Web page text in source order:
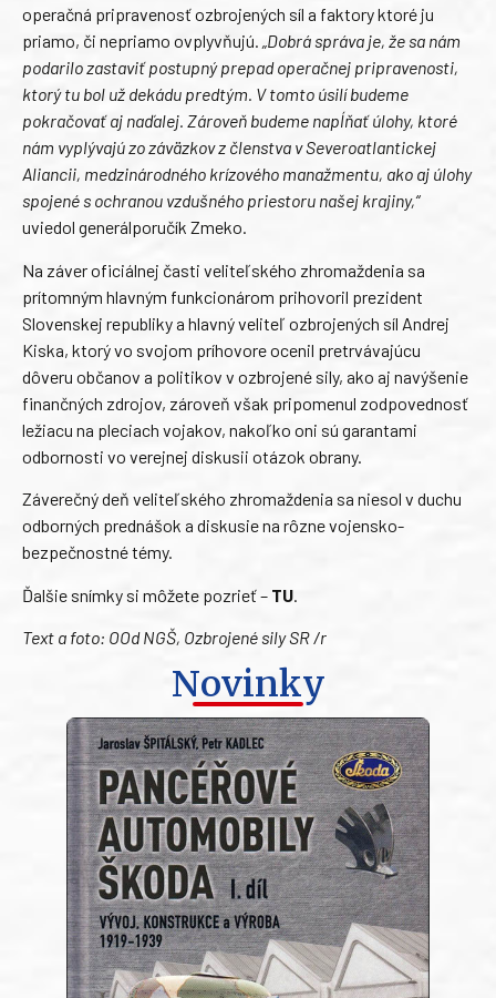
operačná pripravenosť ozbrojených síl a faktory ktoré ju
priamo, či nepriamo ovplyvňujú. „Dobrá správa je, že sa nám
podarilo zastaviť postupný prepad operačnej pripravenosti,
ktorý tu bol už dekádu predtým. V tomto úsilí budeme
pokračovať aj naďalej. Zároveň budeme napĺňať úlohy, ktoré
nám vyplývajú zo záväzkov z členstva v Severoatlantickej
Aliancii, medzinárodného krízového manažmentu, ako aj úlohy
spojené s ochranou vzdušného priestoru našej krajiny,“
uviedol generálporučík Zmeko.
Na záver oficiálnej časti veliteľského zhromaždenia sa
prítomným hlavným funkcionárom prihovoril prezident
Slovenskej republiky a hlavný veliteľ ozbrojených síl Andrej
Kiska, ktorý vo svojom príhovore ocenil pretrvávajúcu
dôveru občanov a politikov v ozbrojené sily, ako aj navýšenie
finančných zdrojov, zároveň však pripomenul zodpovednosť
ležiacu na pleciach vojakov, nakoľko oni sú garantami
odbornosti vo verejnej diskusii otázok obrany.
Záverečný deň veliteľského zhromaždenia sa niesol v duchu
odborných prednášok a diskusie na rôzne vojensko-
bezpečnostné témy.
Ďalšie snímky si môžete pozrieť – TU
Text a foto: OOd NGŠ, Ozbrojené sily SR /r
Novinky